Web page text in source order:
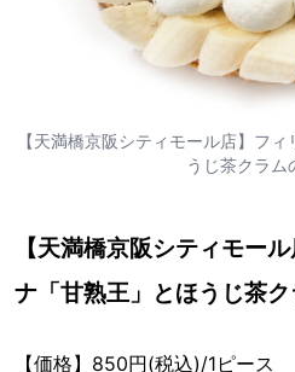
【天満橋京阪シティモール店】フ
うじ茶クラム
【天満橋京阪シティモー
ナ「甘熟王」とほうじ茶
【価格】850円(税込)/1ピース